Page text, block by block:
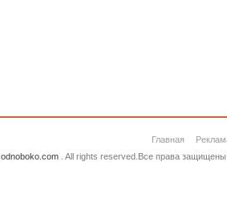
Главная
odnoboko.com. All rights reserved.Все права защищены.